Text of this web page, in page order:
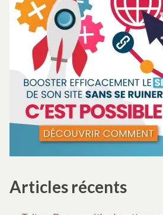
Articles récents